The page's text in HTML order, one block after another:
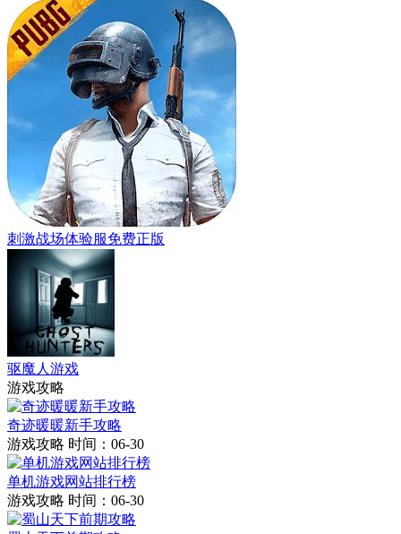
刺激战场体验服免费正版
驱魔人游戏
游戏攻略
奇迹暖暖新手攻略
游戏攻略 时间：06-30
单机游戏网站排行榜
游戏攻略 时间：06-30